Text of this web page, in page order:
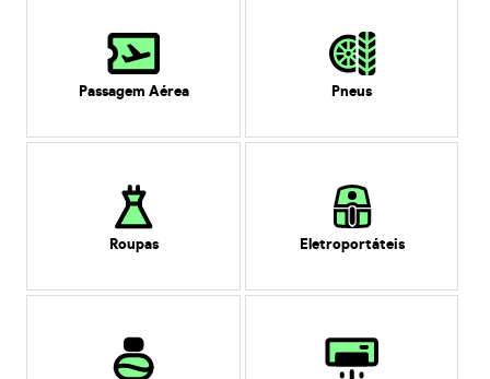
Passagem Aérea Pneus
Roupas Eletroportáteis